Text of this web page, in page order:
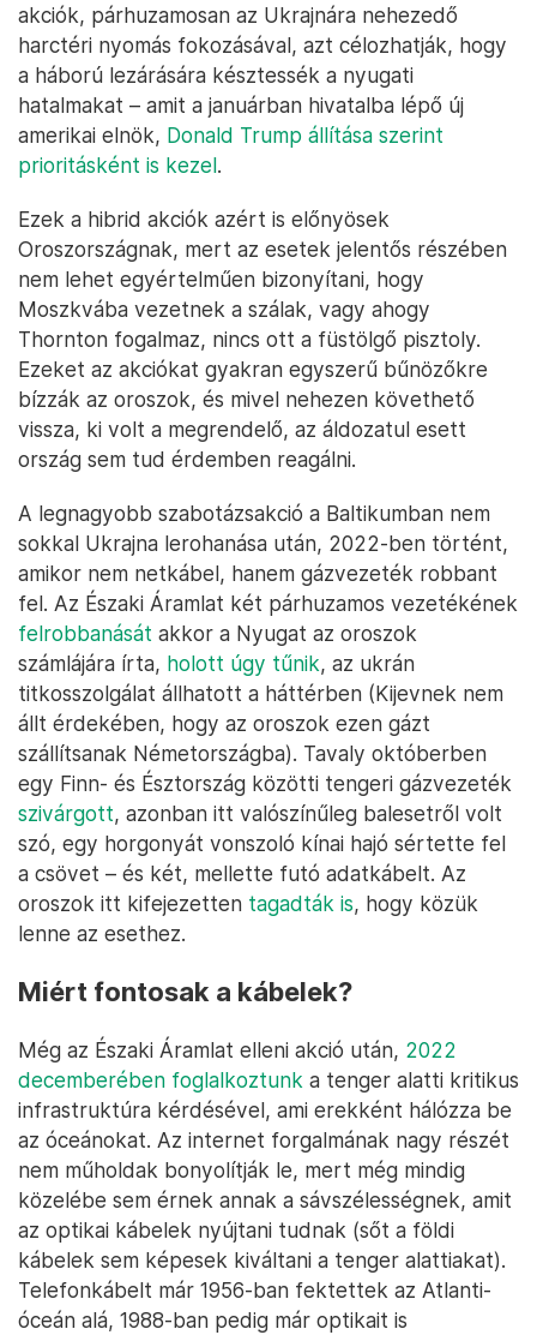
akciók, párhuzamosan az Ukrajnára nehezedő
harctéri nyomás fokozásával, azt célozhatják, hogy
a háború lezárására késztessék a nyugati
hatalmakat – amit a januárban hivatalba lépő új
amerikai elnök, Donald Trump állítása szerint
prioritásként is kezel.
Ezek a hibrid akciók azért is előnyösek
Oroszországnak, mert az esetek jelentős részében
nem lehet egyértelműen bizonyítani, hogy
Moszkvába vezetnek a szálak, vagy ahogy
Thornton fogalmaz, nincs ott a füstölgő pisztoly.
Ezeket az akciókat gyakran egyszerű bűnözőkre
bízzák az oroszok, és mivel nehezen követhető
vissza, ki volt a megrendelő, az áldozatul esett
ország sem tud érdemben reagálni.
A legnagyobb szabotázsakció a Baltikumban nem
sokkal Ukrajna lerohanása után, 2022-ben történt,
amikor nem netkábel, hanem gázvezeték robbant
fel. Az Északi Áramlat két párhuzamos vezetékének
felrobbanását akkor a Nyugat az oroszok
számlájára írta, holott úgy tűnik, az ukrán
titkosszolgálat állhatott a háttérben (Kijevnek nem
állt érdekében, hogy az oroszok ezen gázt
szállítsanak Németországba). Tavaly októberben
egy Finn- és Észtország közötti tengeri gázvezeték
szivárgott, azonban itt valószínűleg balesetről volt
szó, egy horgonyát vonszoló kínai hajó sértette fel
a csövet – és két, mellette futó adatkábelt. Az
oroszok itt kifejezetten tagadták is, hogy közük
lenne az esethez.
Miért fontosak a kábelek?
Még az Északi Áramlat elleni akció után, 2022
decemberében foglalkoztunk a tenger alatti kritikus
infrastruktúra kérdésével, ami erekként hálózza be
az óceánokat. Az internet forgalmának nagy részét
nem műholdak bonyolítják le, mert még mindig
közelébe sem érnek annak a sávszélességnek, amit
az optikai kábelek nyújtani tudnak (sőt a földi
kábelek sem képesek kiváltani a tenger alattiakat).
Telefonkábelt már 1956-ban fektettek az Atlanti-
óceán alá, 1988-ban pedig már optikait is